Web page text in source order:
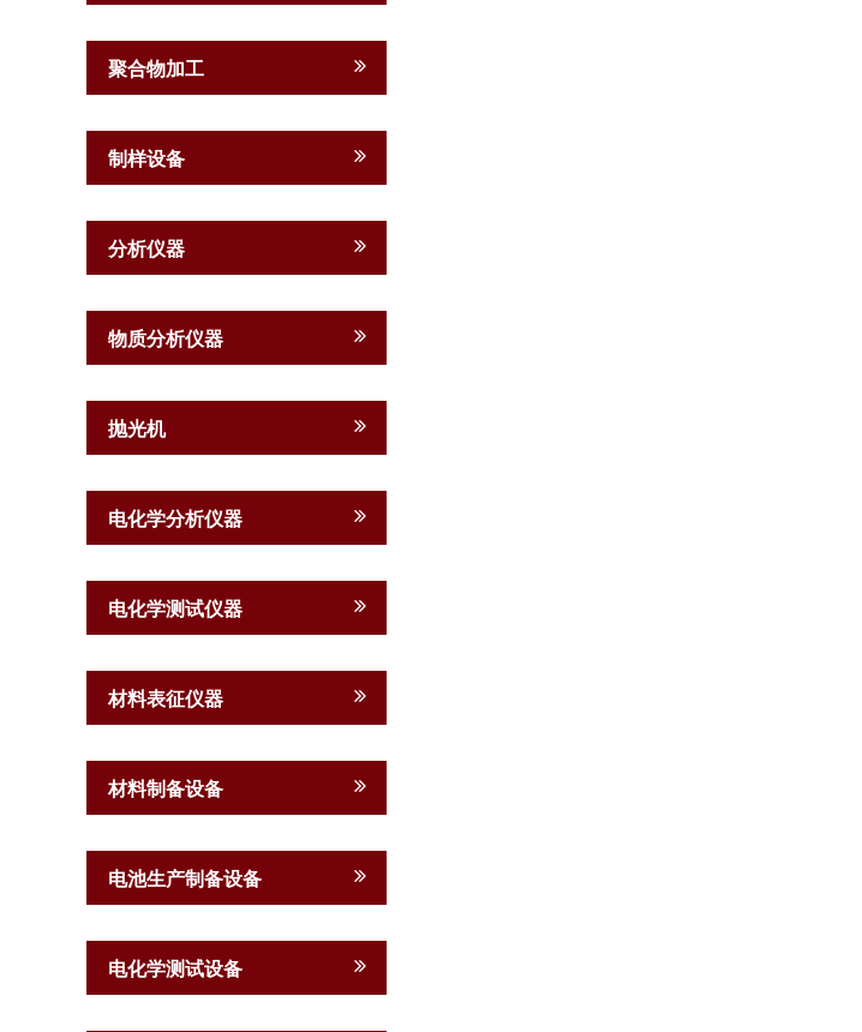
聚合物加工
制样设备
分析仪器
物质分析仪器
抛光机
电化学分析仪器
电化学测试仪器
材料表征仪器
材料制备设备
电池生产制备设备
电化学测试设备